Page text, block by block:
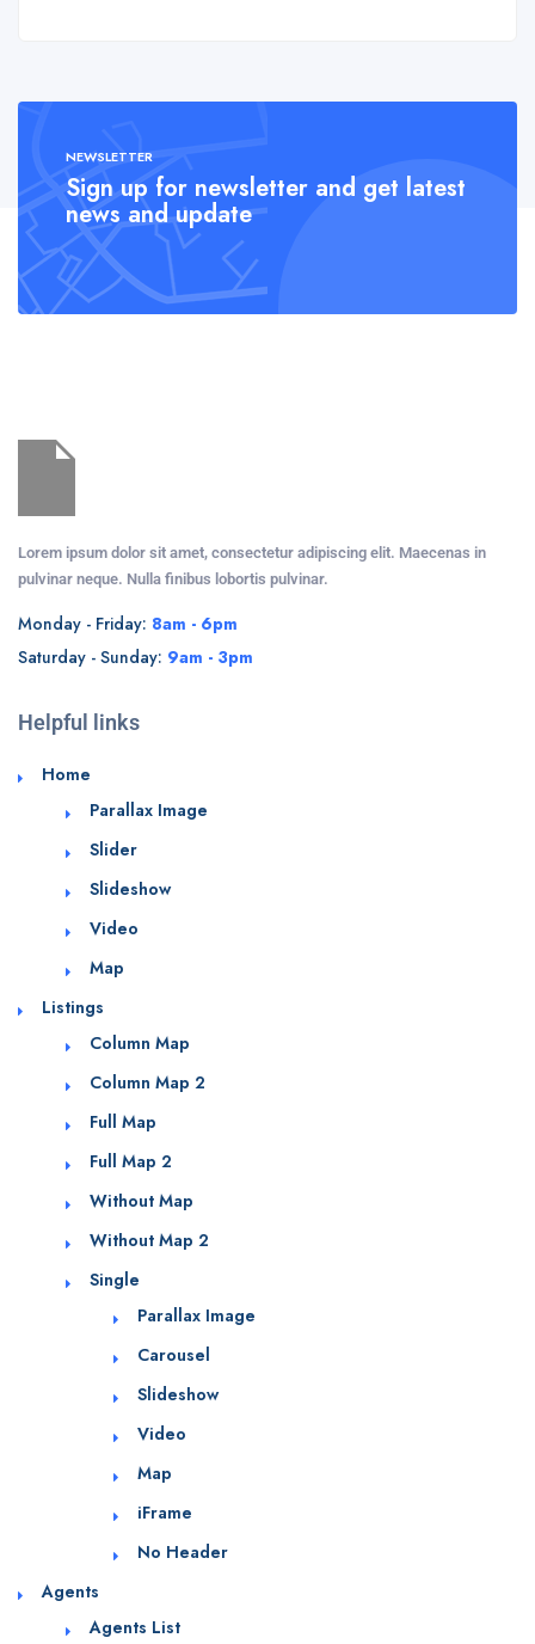
NEWSLETTER
Sign up for newsletter and get latest
news and update
Lorem ipsum dolor sit amet, consectetur adipiscing elit. Maecenas in
pulvinar neque. Nulla finibus lobortis pulvinar.
Monday - Friday: 8am - 6pm
Saturday - Sunday: 9am - 3pm
Helpful links
Home
Parallax Image
Slider
Slideshow
Video
Map
Listings
Column Map
Column Map 2
Full Map
Full Map 2
Without Map
Without Map 2
Single
Parallax Image
Carousel
Slideshow
Video
Map
iFrame
No Header
Agents
Agents List